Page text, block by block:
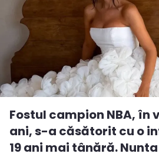
Fostul campion NBA, în
ani, s-a căsătorit cu o
19 ani mai tânără.